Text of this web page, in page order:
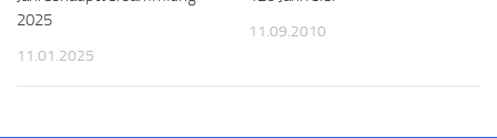
2025
11.01.2025
11.09.2010